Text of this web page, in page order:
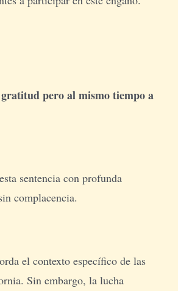
pero al mismo tiempo a
sentencia con profunda
complacencia.
el contexto específico de las
Sin embargo, la lucha